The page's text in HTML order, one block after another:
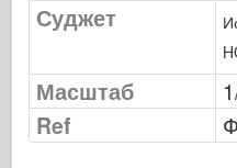
Клуб AFV
Ввс
Суджет
Масштаб
Ref